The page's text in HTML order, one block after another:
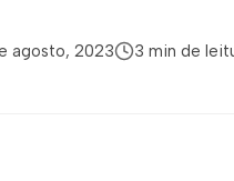
agosto, 2023 3 min de